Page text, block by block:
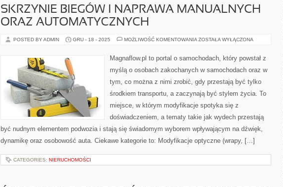
SKRZYNIE BIEGÓW I NAPRAWA MANUALNYCH
ORAZ AUTOMATYCZNYCH
POSTED BY ADMIN GRU - 18 - 2025 MOŻLIWOŚĆ KOMENTOWANIA SKRZYNIE
NAPRAWA
MANUALNYCH
AUTOMATYCZNYCH
ZOSTAŁA WYŁĄCZONA
Magnaflow.pl to portal o samochodach, który powstał z
myślą o osobach zakochanych w samochodach oraz w
tym, co można z nimi zrobić, gdy przestają być tylko
środkiem transportu, a zaczynają być stylem życia. To
miejsce, w którym modyfikacje spotyka się z
doświadczeniem, a tematy takie jak wydech przestają
być nudnym elementem podwozia i stają się świadomym wyborem wpływającym na dźwięk,
dynamikę oraz osobowość auta. Ciekawe kategorie to: Modyfikacje optyczne (wrapy, […]
CATEGORIES: NIERUCHOMOŚCI